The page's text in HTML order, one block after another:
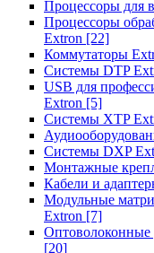
Процессоры для
Процессоры
Extron [22]
Коммутаторы
Системы DTP
USB для
Extron [5]
Системы XTP
Системы DXP
Монтажные
Кабели и
Модульные
Extron [7]
Оптоволоконные
[20]